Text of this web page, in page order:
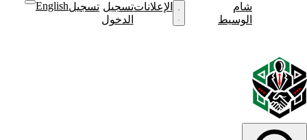
شام
الوسيط
الإعلاناتتسجيل
الدخول
تسجيلEnglish